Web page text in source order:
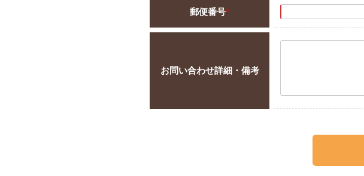
郵便番号*
お問い合わせ詳細・備考